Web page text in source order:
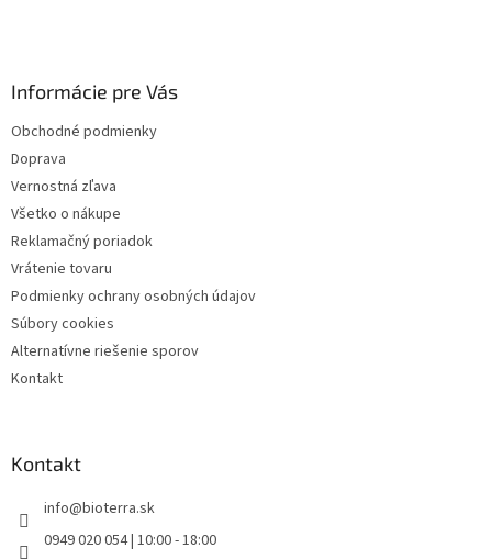
Informácie pre Vás
Obchodné podmienky
Doprava
Vernostná zľava
Všetko o nákupe
Reklamačný poriadok
Vrátenie tovaru
Podmienky ochrany osobných údajov
Súbory cookies
Alternatívne riešenie sporov
Kontakt
Kontakt
info@bioterra.sk
0949 020 054 | 10:00 - 18:00